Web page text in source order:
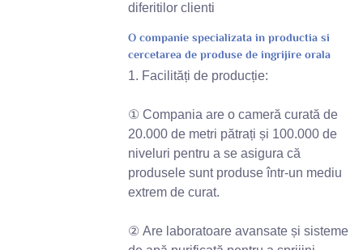
diferitilor clienti
O companie specializata in productia si
cercetarea de produse de ingrijire orala
1. Facilități de producție:
① Compania are o cameră curată de
20.000 de metri pătrați și 100.000 de
niveluri pentru a se asigura că
produsele sunt produse într-un mediu
extrem de curat.
② Are laboratoare avansate și sisteme